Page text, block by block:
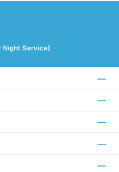
Night Service)